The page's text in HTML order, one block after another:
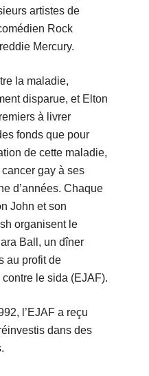
artistes de
Rock
Mercury.
la maladie,
disparue, et Elton
à livrer
fonds que pour
de cette maladie,
gay à ses
d’années. Chaque
John et son
organisent le
Ball, un dîner
au profit de
contre le sida (EJAF).
l’EJAF a reçu
dans des